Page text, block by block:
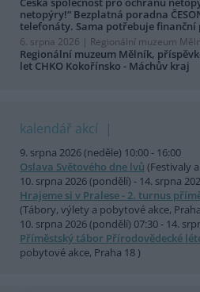
netopýry!“ Bezplatná poradna
telefonáty. Sama potřebuje finanční
6. srpna 2026 | Regionální muzeum
Regionální muzeum Mělník,
let CHKO Kokořínsko - Máchův kraj
kalendář akcí
9. srpna 2026 (neděle) 10:00 - 16:00
Oslava Světového dne lvů (Festivaly
10. srpna 2026 (pondělí) - 14. srpna
Hrajeme si v Pralese - 2. turnus
(Tábory, výlety a pobytové akce,
10. srpna 2026 (pondělí) 07:30 - 14.
Příměstský tábor Přírodovědecké
pobytové akce, Praha 18 )